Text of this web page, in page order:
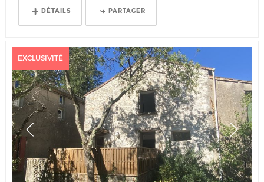
DÉTAILS PARTAGER
EXCLUSIVITÉ